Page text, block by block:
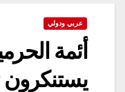
عربي ودولي
أئمة